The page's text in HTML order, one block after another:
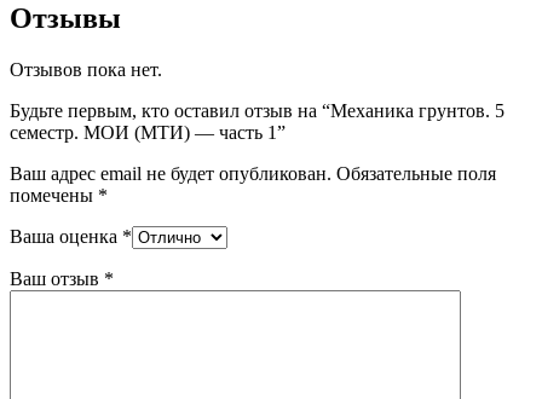
Отзывы
Отзывов пока нет.
Будьте первым, кто оставил отзыв на “Механика грунтов. 5
семестр. МОИ (МТИ) — часть 1”
Ваш адрес email не будет опубликован. Обязательные поля
помечены *
Ваша оценка *
Ваш отзыв *